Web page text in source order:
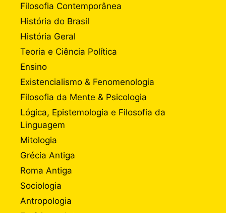
Filosofia Contemporânea
História do Brasil
História Geral
Teoria e Ciência Política
Ensino
Existencialismo & Fenomenologia
Filosofia da Mente & Psicologia
Lógica, Epistemologia e Filosofia da
Linguagem
Mitologia
Grécia Antiga
Roma Antiga
Sociologia
Antropologia